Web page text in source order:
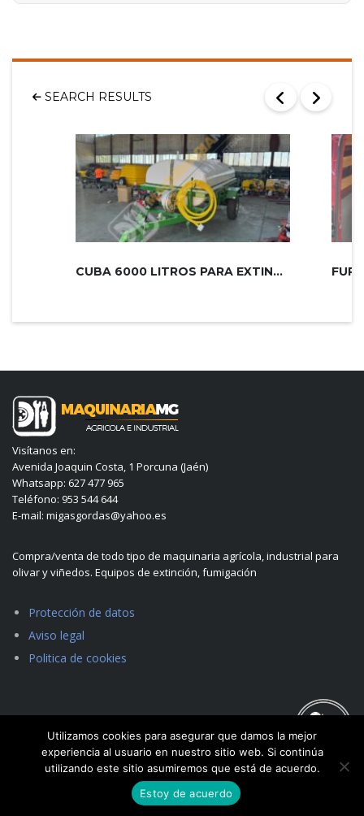
SEARCH RESULTS
CUBA 6000 LITROS PARA EXTINCIÓN DE...
Visítanos en:
Avenida Joaquin Costa, 1 Porcuna (Jaén)
Whatsapp: 627 477 965
Teléfono: 953 544 644
E-mail: migasgordas@yahoo.es
Compra/venta de todo tipo de maquinaria agrícola, industrial para
olivar y viñedos. Equipos de extinción, fumigación
Protección de datos
Aviso legal
Politica de cookies
Utilizamos cookies para asegurar que damos la mejor
experiencia al usuario en nuestro sitio web. Si continúa
utilizando este sitio asumiremos que está de acuerdo.
Estoy de acuerdo